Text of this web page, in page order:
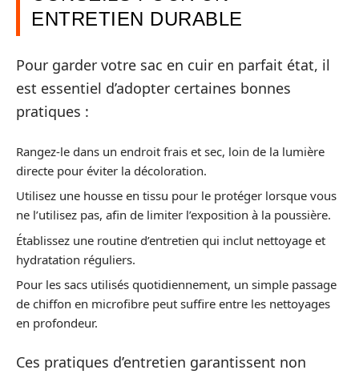
ENTRETIEN DURABLE
Pour garder votre sac en cuir en parfait état, il
est essentiel d’adopter certaines bonnes
pratiques :
Rangez-le dans un endroit frais et sec, loin de la lumière
directe pour éviter la décoloration.
Utilisez une housse en tissu pour le protéger lorsque vous
ne l’utilisez pas, afin de limiter l’exposition à la poussière.
Établissez une routine d’entretien qui inclut nettoyage et
hydratation réguliers.
Pour les sacs utilisés quotidiennement, un simple passage
de chiffon en microfibre peut suffire entre les nettoyages
en profondeur.
Ces pratiques d’entretien garantissent non